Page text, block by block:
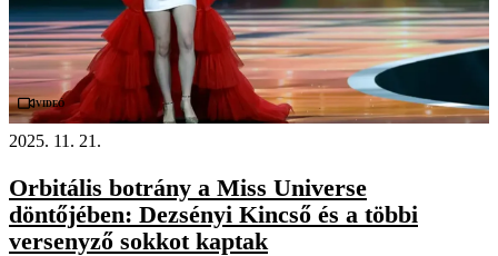
Videó
2025. 11. 21.
Orbitális botrány a Miss Universe
döntőjében: Dezsényi Kincső és a többi
versenyző sokkot kaptak